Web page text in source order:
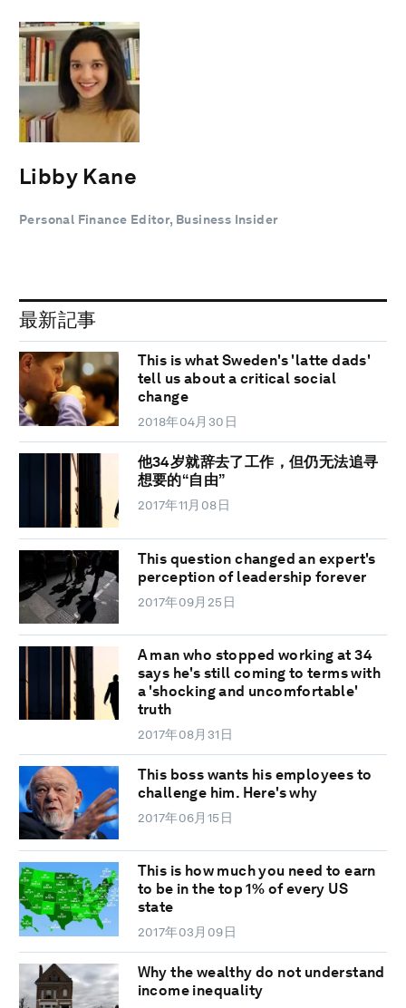
Libby Kane
Personal Finance Editor, Business Insider
最新記事
This is what Sweden's 'latte dads'
tell us about a critical social
change
2018年04月30日
他34岁就辞去了工作，但仍无法追寻
想要的“自由”
2017年11月08日
This question changed an expert's
perception of leadership forever
2017年09月25日
A man who stopped working at 34
says he's still coming to terms with
a 'shocking and uncomfortable'
truth
2017年08月31日
This boss wants his employees to
challenge him. Here's why
2017年06月15日
This is how much you need to earn
to be in the top 1% of every US
state
2017年03月09日
Why the wealthy do not understand
income inequality